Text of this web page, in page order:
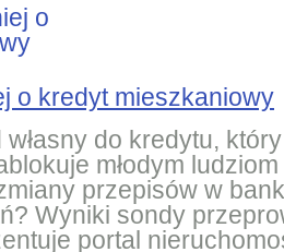
o kredyt mieszkaniowy
własny do kredytu,
młodym
przepisów w
Wyniki sondy
portal